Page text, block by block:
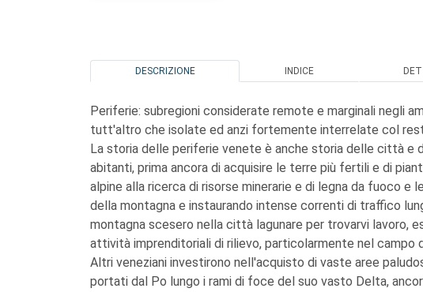
DESCRIZIONE INDICE
Periferie: subregioni considerate remote e marginali negli
tutt'altro che isolate ed anzi fortemente interrelate col
La storia delle periferie venete è anche storia delle città e
abitanti, prima ancora di acquisire le terre più fertili e di
alpine alla ricerca di risorse minerarie e di legna da fuoco e
della montagna e instaurando intense correnti di traffico
montagna scesero nella città lagunare per trovarvi lavoro,
attività imprenditoriali di rilievo, particolarmente nel campo
Altri veneziani investirono nell'acquisto di vaste aree
portati dal Po lungo i rami di foce del suo vasto Delta,